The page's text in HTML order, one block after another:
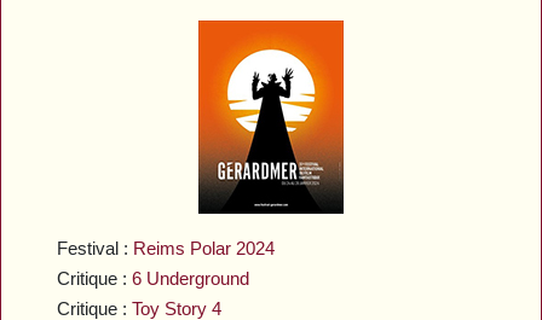
Festival : Reims Polar 2024
Critique :6 Underground
Critique :Toy Story 4